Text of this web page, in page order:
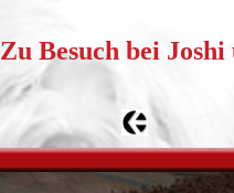
Zu Besuch bei